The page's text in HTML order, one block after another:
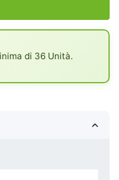
di 36 Unità.